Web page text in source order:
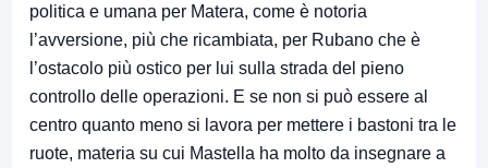
politica e umana per Matera, come è notoria
l’avversione, più che ricambiata, per Rubano che è
l’ostacolo più ostico per lui sulla strada del pieno
controllo delle operazioni. E se non si può essere al
centro quanto meno si lavora per mettere i bastoni tra le
ruote, materia su cui Mastella ha molto da insegnare a